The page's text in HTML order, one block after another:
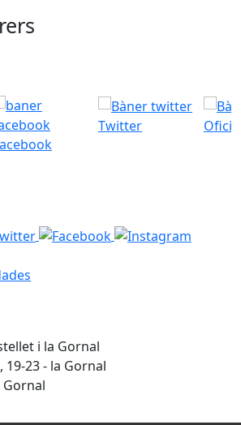
Twitter
i la Gornal
19-23 - la Gornal
Gornal